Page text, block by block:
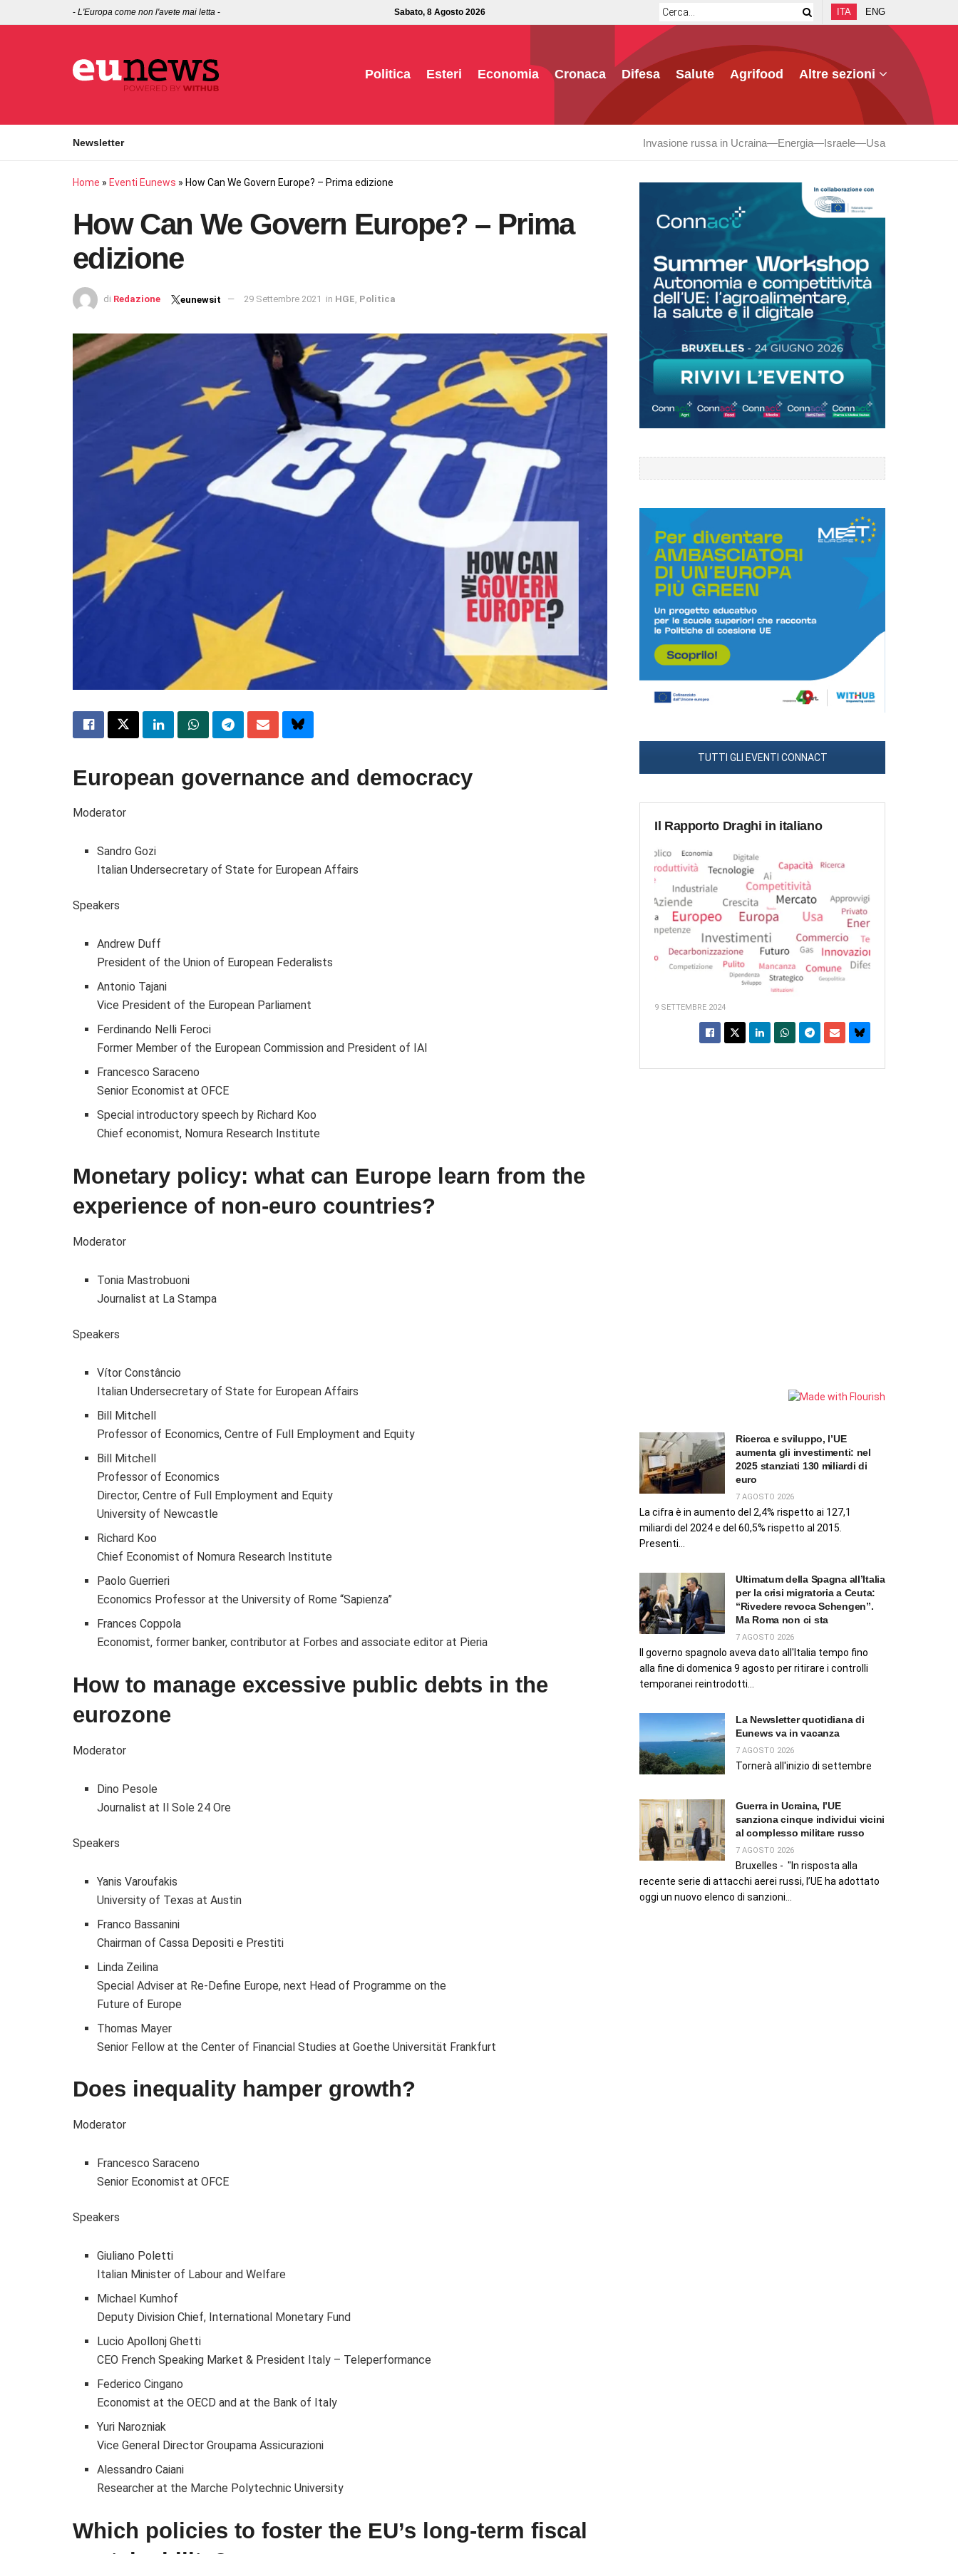
- L'Europa come non l'avete mai letta - Sabato, 8 Agosto 2026 ITA ENG
Politica Esteri Economia Cronaca Difesa Salute Agrifood Altre sezioni
Newsletter Invasione russa in Ucraina Energia Israele Usa
Home » Eventi Eunews » How Can We Govern Europe? – Prima edizione
How Can We Govern Europe? – Prima
edizione
di Redazione eunewsit 29 Settembre 2021 in HGE, Politica
European governance and democracy
Moderator
Sandro Gozi
Italian Undersecretary of State for European Affairs
Speakers
Andrew Duff
President of the Union of European Federalists
Antonio Tajani
Vice President of the European Parliament
Ferdinando Nelli Feroci
Former Member of the European Commission and President of IAI
Francesco Saraceno
Senior Economist at OFCE
Special introductory speech by Richard Koo
Chief economist, Nomura Research Institute
Monetary policy: what can Europe learn from the
experience of non-euro countries?
Moderator
Tonia Mastrobuoni
Journalist at La Stampa
Speakers
Vítor Constâncio
Italian Undersecretary of State for European Affairs
Bill Mitchell
Professor of Economics,Centre of Full Employment and Equity
Bill Mitchell
Professor of Economics
Director, Centre of Full Employment and Equity
University of Newcastle
Richard Koo
Chief Economist of Nomura Research Institute
Paolo Guerrieri
Economics Professor at the University of Rome “Sapienza”
Frances Coppola
Economist, former banker, contributor at Forbes and associate editor at Pieria
How to manage excessive public debts in the
eurozone
Moderator
Dino Pesole
Journalist at Il Sole 24 Ore
Speakers
Yanis Varoufakis
University of Texas at Austin
Franco Bassanini
Chairman of Cassa Depositi e Prestiti
Linda Zeilina
Special Adviser at Re-Define Europe, next Head of Programme on the
Future of Europe
Thomas Mayer
Senior Fellow at the Center of Financial Studies at Goethe Universität Frankfurt
Does inequality hamper growth?
Moderator
Francesco Saraceno
Senior Economist at OFCE
Speakers
Giuliano Poletti
Italian Minister of Labour and Welfare
Michael Kumhof
Deputy Division Chief, International Monetary Fund
Lucio Apollonj Ghetti
CEO French Speaking Market & President Italy – Teleperformance
Federico Cingano
Economist at the OECD and at the Bank of Italy
Yuri Narozniak
Vice General Director Groupama Assicurazioni
Alessandro Caiani
Researcher at the Marche Polytechnic University
Which policies to foster the EU’s long-term fiscal
TUTTI GLI EVENTI CONNACT
Il Rapporto Draghi in italiano
9 SETTEMBRE 2024
Ricerca e sviluppo, l’UE
aumenta gli investimenti: nel
2025 stanziati 130 miliardi di
euro
7 AGOSTO 2026
La cifra è in aumento del 2,4% rispetto ai 127,1
miliardi del 2024 e del 60,5% rispetto al 2015.
Presenti...
Ultimatum della Spagna all’Italia
per la crisi migratoria a Ceuta:
“Rivedere revoca Schengen”.
Ma Roma non ci sta
7 AGOSTO 2026
Il governo spagnolo aveva dato all'Italia tempo fino
alla fine di domenica 9 agosto per ritirare i controlli
temporanei reintrodotti...
La Newsletter quotidiana di
Eunews va in vacanza
7 AGOSTO 2026
Tornerà all'inizio di settembre
Guerra in Ucraina, l’UE
sanziona cinque individui vicini
al complesso militare russo
7 AGOSTO 2026
Bruxelles - "In risposta alla
recente serie di attacchi aerei russi, l’UE ha adottato
oggi un nuovo elenco di sanzioni...